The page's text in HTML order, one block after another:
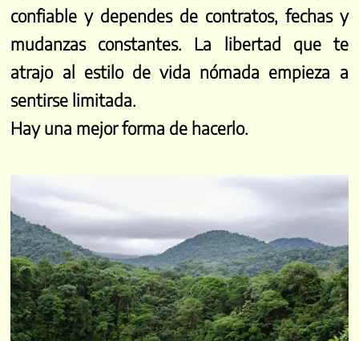
confiable y dependes de contratos, fechas y
mudanzas constantes. La libertad que te
atrajo al estilo de vida nómada empieza a
sentirse limitada.
Hay una mejor forma de hacerlo.